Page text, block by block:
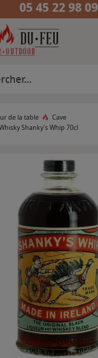
05 45 22 98 09
de la table
Cave
Shanky's Whip 70cl